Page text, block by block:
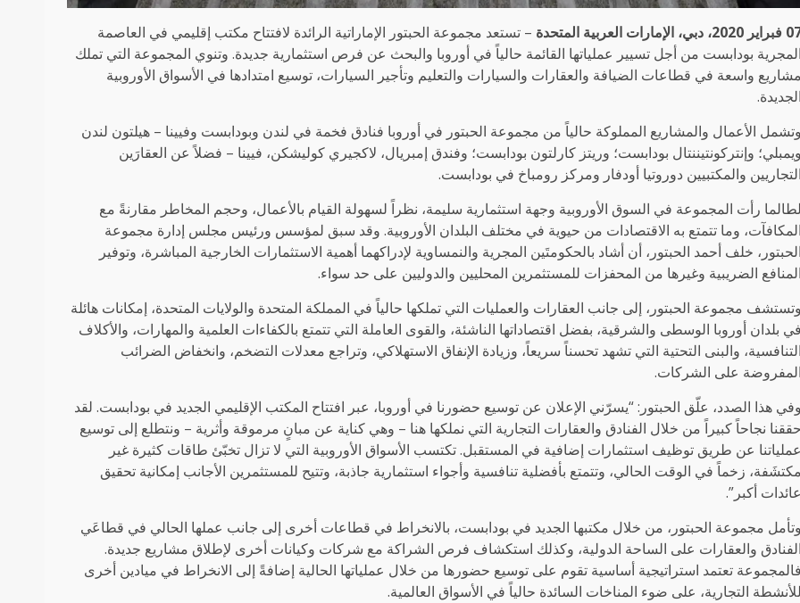
دبي، الإمارات العربية المتحدة
– تستعد مجموعة الحبتور الإماراتية الرائدة لافتتاح مكتب إقليمي في العاصمة
المجرية بودابست من أجل تسيير عملياتها القائمة حالياً في أوروبا والبحث عن فرص استثمارية جديدة. وتنوي المجموعة التي تملك
مشاريع واسعة في قطاعات الضيافة والعقارات والسيارات والتعليم وتأجير السيارات، توسيع امتدادها في الأسواق الأوروبية
الجديدة.
وتشمل الأعمال والمشاريع المملوكة حالياً من مجموعة الحبتور في أوروبا فنادق فخمة في لندن وبودابست وفيينا – هيلتون لندن
ويمبلي؛ وإنتركونتيننتال بودابست؛ وريتز كارلتون بودابست؛ وفندق إمبريال، لاكجيري كوليشكن، فيينا – فضلاً عن العقارَين
التجاريين والمكتبيين دوروتيا أودفار ومركز رومباخ في بودابست.
لطالما رأت المجموعة في السوق الأوروبية وجهة استثمارية سليمة، نظراً لسهولة القيام بالأعمال، وحجم المخاطر مقارنةً مع
المكافآت، وما تتمتع به الاقتصادات من حيوية في مختلف البلدان الأوروبية. وقد سبق لمؤسس ورئيس مجلس إدارة مجموعة
الحبتور، خلف أحمد الحبتور، أن أشاد بالحكومتَين المجرية والنمساوية لإدراكهما أهمية الاستثمارات الخارجية المباشرة، وتوفير
المنافع الضريبية وغيرها من المحفزات للمستثمرين المحليين والدوليين على حد سواء.
وتستشف مجموعة الحبتور، إلى جانب العقارات والعمليات التي تملكها حالياً في المملكة المتحدة والولايات المتحدة، إمكانات هائلة
في بلدان أوروبا الوسطى والشرقية، بفضل اقتصاداتها الناشئة، والقوى العاملة التي تتمتع بالكفاءات العلمية والمهارات، والأكلاف
التنافسية، والبنى التحتية التي تشهد تحسناً سريعاً، وزيادة الإنفاق الاستهلاكي، وتراجع معدلات التضخم، وانخفاض الضرائب
المفروضة على الشركات.
وفي هذا الصدد، علّق الحبتور: “يسرّني الإعلان عن توسيع حضورنا في أوروبا، عبر افتتاح المكتب الإقليمي الجديد في بودابست. لقد
حققنا نجاحاً كبيراً من خلال الفنادق والعقارات التجارية التي نملكها هنا – وهي كناية عن مبانٍ مرموقة وأثرية – ونتطلع إلى توسيع
عملياتنا عن طريق توظيف استثمارات إضافية في المستقبل. تكتسب الأسواق الأوروبية التي لا تزال تخبّئ طاقات كثيرة غير
مكتشَفة، زخماً في الوقت الحالي، وتتمتع بأفضلية تنافسية وأجواء استثمارية جاذبة، وتتيح للمستثمرين الأجانب إمكانية تحقيق
عائدات أكبر”.
وتأمل مجموعة الحبتور، من خلال مكتبها الجديد في بودابست، بالانخراط في قطاعات أخرى إلى جانب عملها الحالي في قطاعَي
الفنادق والعقارات على الساحة الدولية، وكذلك استكشاف فرص الشراكة مع شركات وكيانات أخرى لإطلاق مشاريع جديدة.
فالمجموعة تعتمد استراتيجية أساسية تقوم على توسيع حضورها من خلال عملياتها الحالية إضافةً إلى الانخراط في ميادين أخرى
للأنشطة التجارية، على ضوء المناخات السائدة حالياً في الأسواق العالمية.